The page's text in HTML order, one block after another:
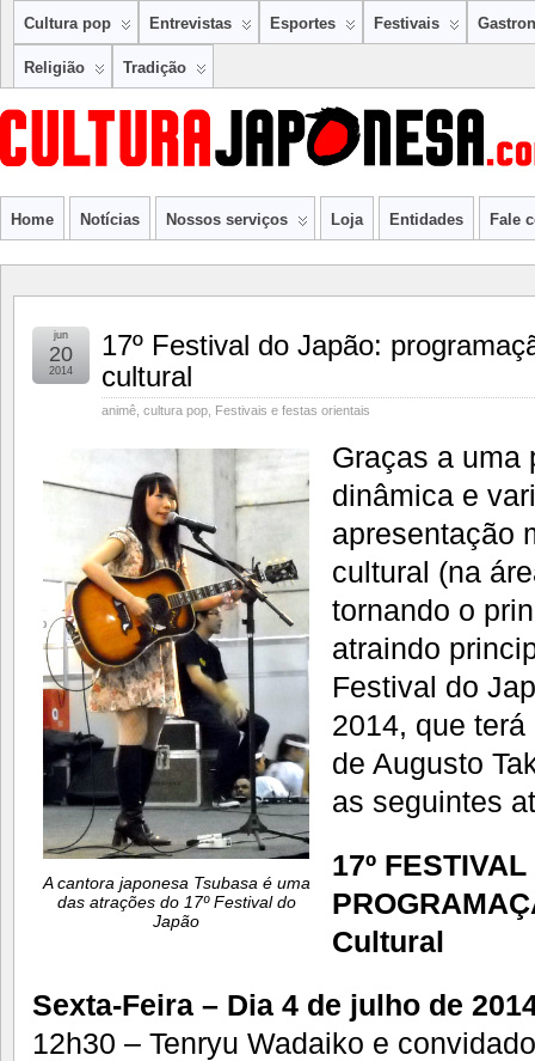
Cultura pop Entrevistas Esportes Festivais
Religião Tradição
Home Notícias Nossos serviços Loja Entidades Fale
17º Festival do Japão:
cultural
animê cultura pop Festivais e festas orientais
jun
20
2014
A cantora japonesa Tsubasa é uma
das atrações do 17º Festival do
Japão
Graças a uma
dinâmica e
apresentação
cultural (na
tornando o
atraindo
Festival do
2014, que
de Augusto
as seguintes
17º
Cultural
Sexta-Feira – Dia 4 de julho de
12h30 – Tenryu Wadaiko e